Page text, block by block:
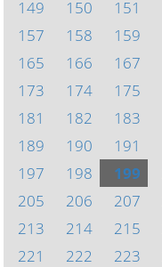
149
150 151
157
158 159
165
166 167
173
174 175
181
182 183
189
190 191
197
198 199
205
206 207
213
214 215
221
222 223